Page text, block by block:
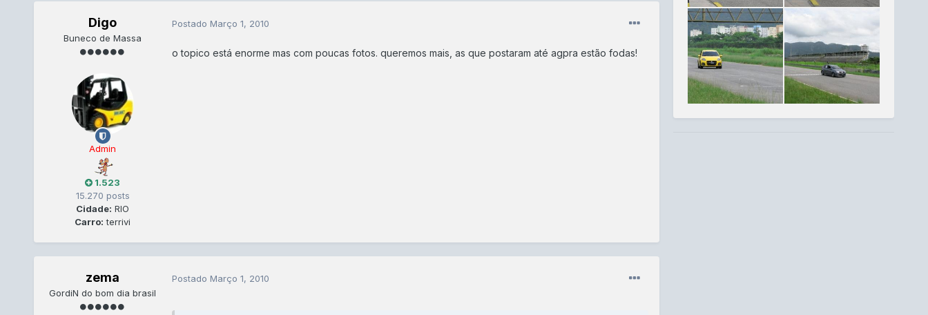
Digo
Buneco de Massa
Admin
1.523
15.270 posts
Cidade: RIO
Carro: terrivi
Postado Março 1, 2010
o topico está enorme mas com poucas fotos. queremos mais, as que postaram até agpra estão fodas!
zema
GordiN do bom dia brasil
Postado Março 1, 2010